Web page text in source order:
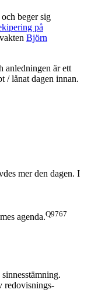
beger sig
på
Björn
anledningen är ett
/ lånat dagen innan.
mer den dagen. I
agenda.Q9767
redovisnings-